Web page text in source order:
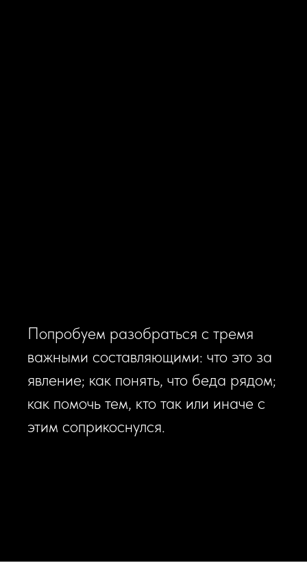
Попробуем разобраться с тремя
важными составляющими: что это за
явление; как понять, что беда рядом;
как помочь тем, кто так или иначе с
этим соприкоснулся.